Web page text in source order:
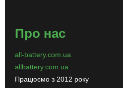
Про нас
all-battery.com.ua
allbattery.com.ua
Працюємо з 2012 року